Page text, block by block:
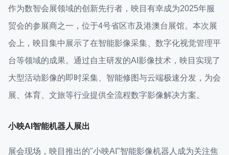
作为数智会展领域的创新先行者，映目有幸成为2025年服
贸会的参展商之一，位于4号省区市及港澳台展馆。本次展
会上，映目集中展示了在智能影像采集、数字化视觉管理平
台等领域的成果。通过自主研发的AI影像技术，映目实现了
大型活动影像的即时采集、智能修图与云端极速分发，为会
展、体育、文旅等行业提供全流程数字影像解决方案。
小映AI智能机器人展出
展会现场，映目推出的"小映AI"智能影像机器人成为关注焦